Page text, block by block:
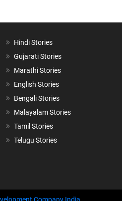
Hindi Stories
Gujarati Stories
Marathi Stories
English Stories
Bengali Stories
Malayalam Stories
Tamil Stories
Telugu Stories